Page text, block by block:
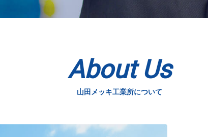
About Us
山田メッキ工業所について